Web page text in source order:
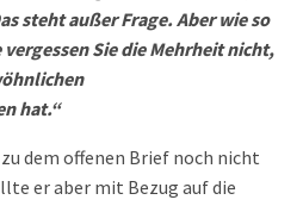
steht außer Frage. Aber wie so
Sie die Mehrheit nicht,
hat.“
dem offenen Brief noch nicht
er aber mit Bezug auf die